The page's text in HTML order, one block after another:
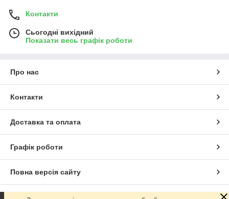
Контакти
Сьогодні вихідний
Показати весь графік роботи
Про нас
Контакти
Доставка та оплата
Графік роботи
Повна версія сайту
Сайт створено на маркетплейсі Prom.ua